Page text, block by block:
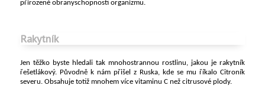
přirozené obranyschopnosti organizmu.
Rakytník
Jen těžko byste hledali tak mnohostrannou rostlinu, jakou je rakytník
řešetlákový. Původně k nám přišel z Ruska, kde se mu říkalo Citroník
severu. Obsahuje totiž mnohem více vitaminu C než citrusové plody.